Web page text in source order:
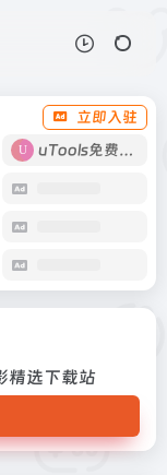
立即入驻
uTools免费工具箱
精选下载站